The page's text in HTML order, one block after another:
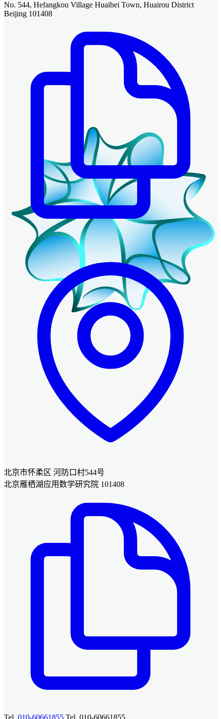
No. 544, Hefangkou Village Huaibei Town, Huairou District
Beijing 101408
北京市怀柔区 河防口村544号
北京雁栖湖应用数学研究院 101408